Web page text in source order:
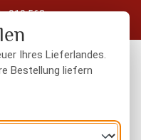
- 919 563
€ Warenwert
Ihres Lieferlandes.
Bestellung liefern